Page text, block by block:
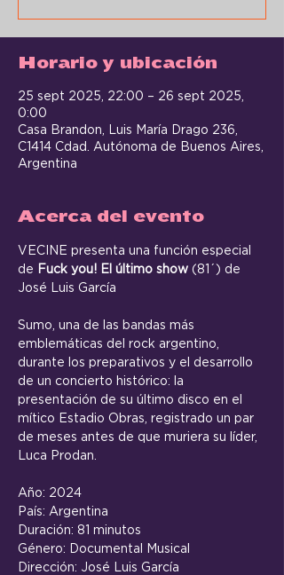
Horario y ubicación
25 sept 2025, 22:00 – 26 sept 2025,
0:00
Casa Brandon, Luis María Drago 236,
C1414 Cdad. Autónoma de Buenos Aires,
Argentina
Acerca del evento
VECINE presenta una función especial
de Fuck you! El último show (81´) de
José Luis García
Sumo, una de las bandas más
emblemáticas del rock argentino,
durante los preparativos y el desarrollo
de un concierto histórico: la
presentación de su último disco en el
mítico Estadio Obras, registrado un par
de meses antes de que muriera su líder,
Luca Prodan.
Año: 2024
País: Argentina
Duración: 81 minutos
Género: Documental Musical
Dirección: José Luis García